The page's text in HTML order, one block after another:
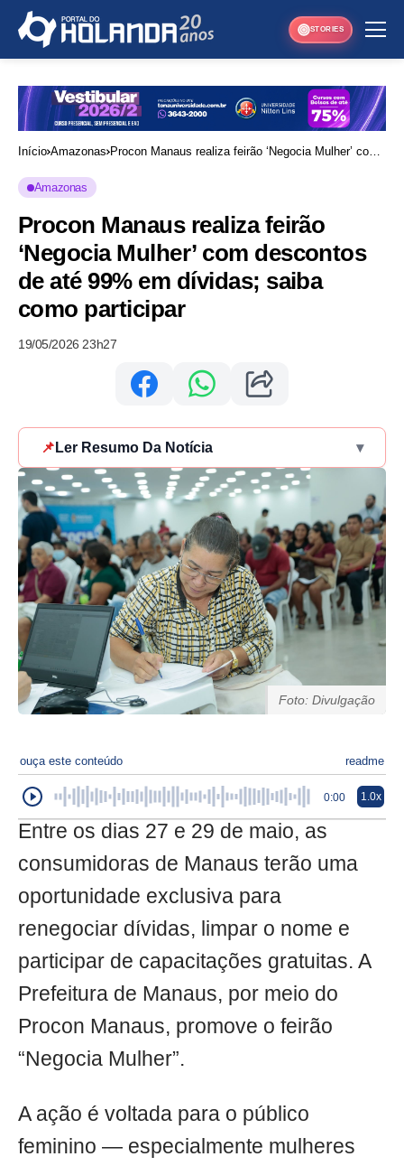
STORIES
Início Amazonas Procon Manaus realiza feirão ‘Negocia Mulher’ com
Amazonas
Procon Manaus realiza feirão
‘Negocia Mulher’ com descontos
de até 99% em dívidas; saiba
como participar
19/05/2026 23h27
📌 Ler Resumo Da Notícia ▾
Foto: Divulgação
ouça este conteúdo readme
0:00 1.0x
Entre os dias 27 e 29 de maio, as
consumidoras de Manaus terão uma
oportunidade exclusiva para
renegociar dívidas, limpar o nome e
participar de capacitações gratuitas. A
Prefeitura de Manaus, por meio do
Procon Manaus, promove o feirão
“Negocia Mulher”.
A ação é voltada para o público
feminino — especialmente mulheres